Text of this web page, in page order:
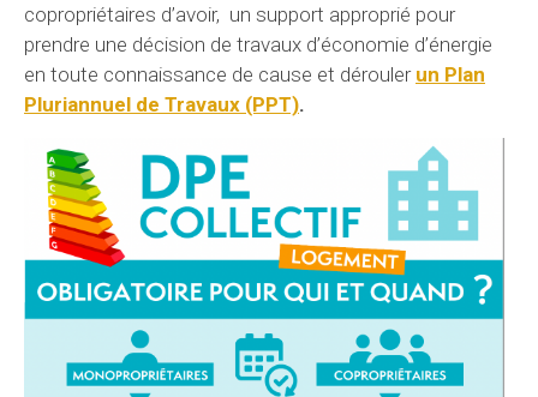
copropriétaires d’avoir, un support approprié pour
prendre une décision de travaux d’économie d’énergie
en toute connaissance de cause et dérouler un Plan
Pluriannuel de Travaux (PPT).